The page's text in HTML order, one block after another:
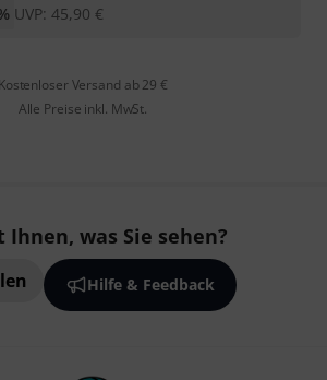
UVP: 45,90 €
Kostenloser Versand ab 29 €
Alle Preise inkl. MwSt.
Ihnen, was Sie sehen?
Hilfe & Feedback